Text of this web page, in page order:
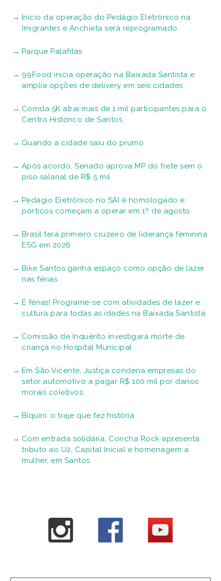
Início da operação do Pedágio Eletrônico na
Imigrantes e Anchieta será reprogramado
Parque Palafitas
99Food inicia operação na Baixada Santista e
amplia opções de delivery em seis cidades
Corrida 5K atrai mais de 1 mil participantes para o
Centro Histórico de Santos
Quando a cidade saiu do prumo
Após acordo, Senado aprova MP do frete sem o
piso salarial de R$ 5 mil
Pedágio Eletrônico no SAI é homologado e
pórticos começam a operar em 1º de agosto
Brasil terá primeiro cruzeiro de liderança feminina
ESG em 2026
Bike Santos ganha espaço como opção de lazer
nas férias
É férias! Programe-se com atividades de lazer e
cultura para todas as idades na Baixada Santista
Comissão de Inquérito investigará morte de
criança no Hospital Municipal
Em São Vicente, Justiça condena empresas do
setor automotivo a pagar R$ 100 mil por danos
morais coletivos
Biquíni: o traje que fez história
Com entrada solidária, Concha Rock apresenta
tributo ao U2, Capital Inicial e homenagem a
mulher, em Santos